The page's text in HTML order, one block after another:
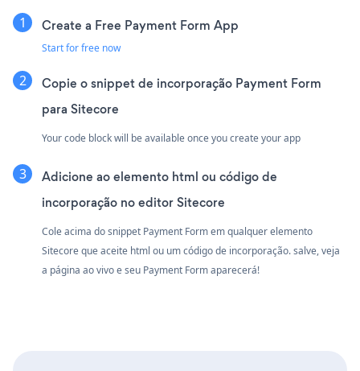
Create a Free Payment Form App
Start for free now
Copie o snippet de incorporação Payment Form
para Sitecore
Your code block will be available once you create your app
Adicione ao elemento html ou código de
incorporação no editor Sitecore
Cole acima do snippet Payment Form em qualquer elemento
Sitecore que aceite html ou um código de incorporação. salve, veja
a página ao vivo e seu Payment Form aparecerá!